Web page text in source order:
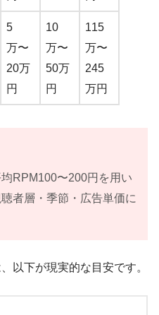
5
万〜
20万
円
10
万〜
50万
円
115
万〜
245
万円
RPM100〜200円を用い
者層・季節・広告単価に
以下が現実的な目安です。